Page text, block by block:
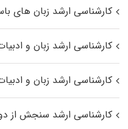
کارشناسی ارشد زبان‌ های
کارشناسی ارشد زبان و
کارشناسی ارشد زبان و
کارشناسی ارشد سنجش از